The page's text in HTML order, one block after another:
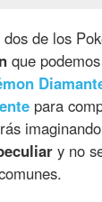
dos de los
que
para
y no